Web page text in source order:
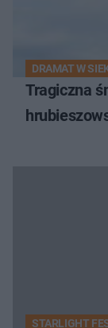
DRAMAT W
Tragiczna
STARLIGHT